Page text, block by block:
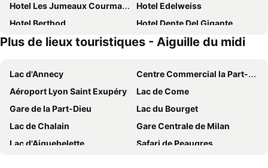
Hotel Les Jumeaux Courmayeur
Hotel Edelweiss
Hotel Berthod
Hotel Dente Del Gigante
Hotel La Vallée Blanche
Hotel Les Montagnards
Hotel La Thuile Resort &amp;amp; Spa
Best Western Plus Pays du Mont Blanc
SOWELL HOTELS Mont Blanc et SPA
Hotel Ottoz Meublé
Excelsior Chamonix Hôtel & Spa
PlanB - Living Saint-Gervais - 250m des Remontées Mécaniques
Le Saint Gervais Hotel & Spa Handwritten Collection
Le Miramonti Hotel Restaurant & Wellness
QC Hotel Monte Bianco
Hôtel Arbois Bettex
Plus de lieux touristiques - Aiguille du midi
Lac d'Annecy
Centre Commercial la Part-Dieu
Aéroport Lyon Saint Exupéry
Lac de Come
Gare de la Part-Dieu
Lac du Bourget
Lac de Chalain
Gare Centrale de Milan
Lac d'Aiguebelette
Safari de Peaugres